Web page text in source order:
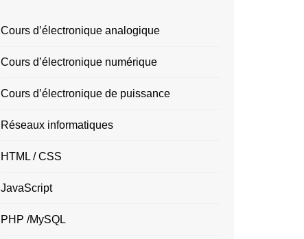
Cours d’électronique analogique
Cours d’électronique numérique
Cours d’électronique de puissance
Réseaux informatiques
HTML / CSS
JavaScript
PHP /MySQL